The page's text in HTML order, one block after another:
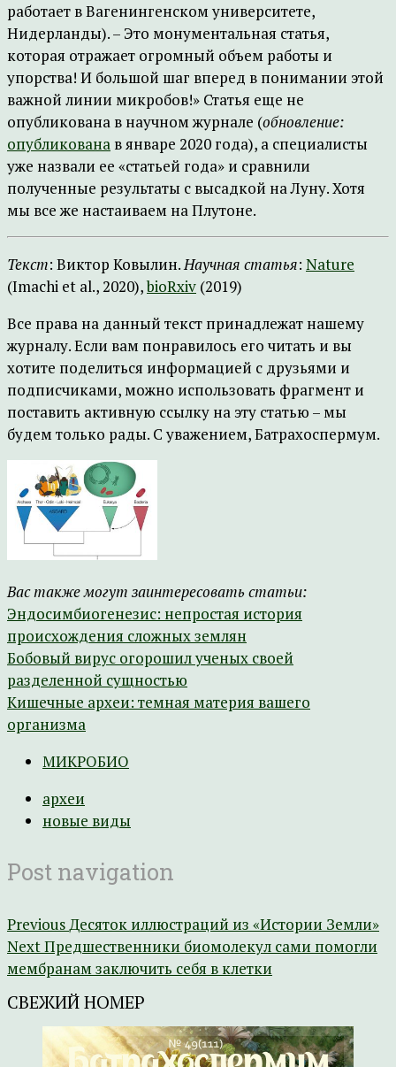
работает в Вагенингенском университете,
Нидерланды). – Это монументальная статья,
которая отражает огромный объем работы и
упорства! И большой шаг вперед в понимании этой
важной линии микробов!» Статья еще не
опубликована в научном журнале (обновление:
опубликована в январе 2020 года), а специалисты
уже назвали ее «статьей года» и сравнили
полученные результаты с высадкой на Луну. Хотя
мы все же настаиваем на Плутоне.
Текст: Виктор Ковылин.Научная статья: Nature
(Imachi et al., 2020),bioRxiv (2019)
Все права на данный текст принадлежат нашему
журналу. Если вам понравилось его читать и вы
хотите поделиться информацией с друзьями и
подписчиками, можно использовать фрагмент и
поставить активную ссылку на эту статью – мы
будем только рады. С уважением, Батрахоспермум.
Вас также могут заинтересовать статьи:
Эндосимбиогенезис: непростая история
происхождения сложных землян
Бобовый вирус огорошил ученых своей
разделенной сущностью
Кишечные археи: темная материя вашего
организма
МИКРОБИО
археи
новые виды
Post navigation
Previous Десяток иллюстраций из «Истории Земли»
NextПредшественники биомолекул сами помогли
мембранам заключить себя в клетки
СВЕЖИЙ НОМЕР